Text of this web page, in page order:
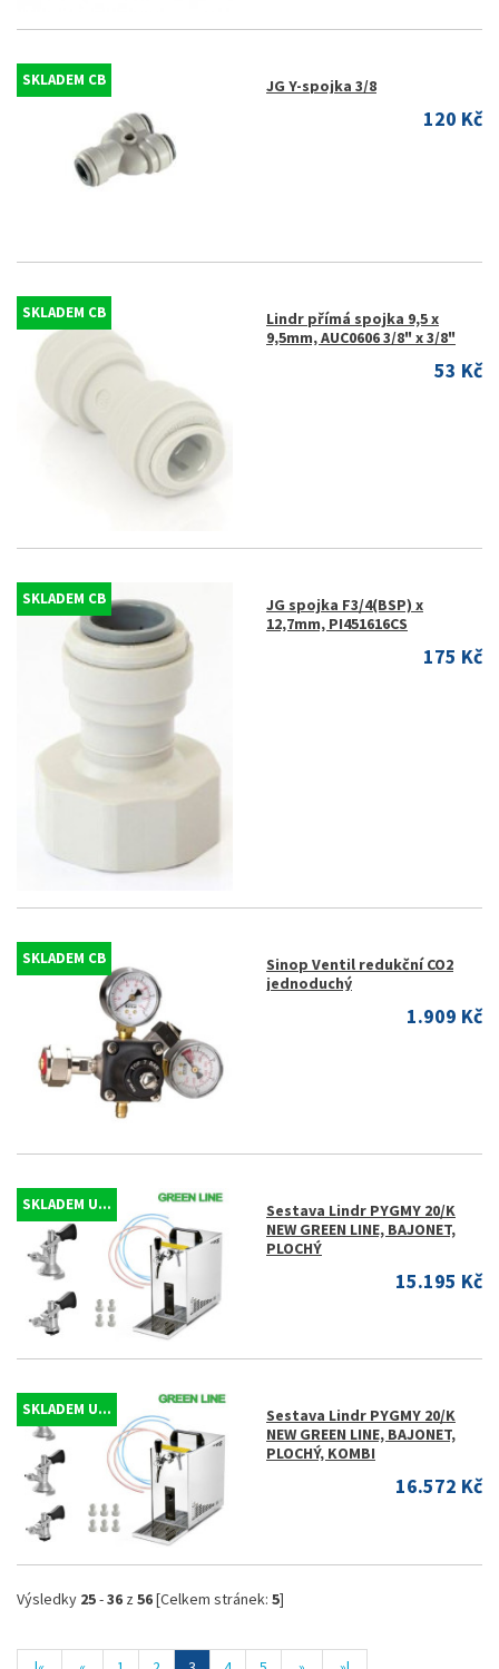
SKLADEM CB JG Y-spojka 3/8
120 Kč
SKLADEM CB
Lindr přímá spojka 9,5 x
9,5mm, AUC0606 3/8" x 3/8"
53 Kč
SKLADEM CB
JG spojka F3/4(BSP) x
12,7mm, PI451616CS
175 Kč
SKLADEM CB
Sinop Ventil redukční CO2
jednoduchý
1.909 Kč
SKLADEM U...
Sestava Lindr PYGMY 20/K
NEW GREEN LINE, BAJONET,
PLOCHÝ
15.195 Kč
SKLADEM U...
Sestava Lindr PYGMY 20/K
NEW GREEN LINE, BAJONET,
PLOCHÝ, KOMBI
16.572 Kč
Výsledky 25-36 z 56[Celkem stránek: 5]